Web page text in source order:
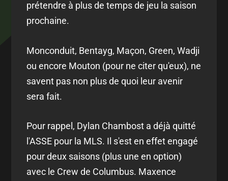
prétendre à plus de temps de jeu la saison
prochaine.
Monconduit, Bentayg, Maçon, Green, Wadji
ou encore Mouton (pour ne citer qu'eux), ne
savent pas non plus de quoi leur avenir
sera fait.
Pour rappel, Dylan Chambost a déjà quitté
l'ASSE pour la MLS. Il s'est en effet engagé
pour deux saisons (plus une en option)
avec le Crew de Columbus. Maxence